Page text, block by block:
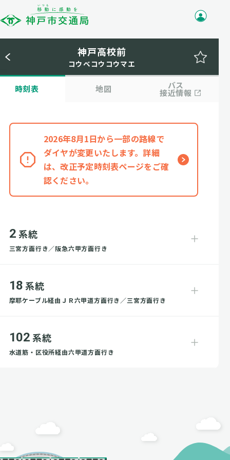
神戸高校前
コウベコウコウマエ
時刻表 地図 バス
接近情報
2026年8月1日から一部の路線で
ダイヤが変更いたします。詳細
は、改正予定時刻表ページをご確
認ください。
2 系統
三宮方面行き／阪急六甲方面行き
18 系統
摩耶ケーブル経由ＪＲ六甲道方面行き／三宮方面行き
102 系統
水道筋・区役所経由六甲道方面行き